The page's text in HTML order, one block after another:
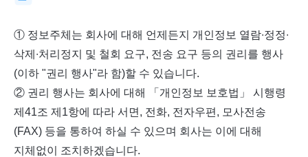
① 정보주체는 회사에 대해 언제든지 개인정보 열람∙정정∙
삭제∙처리정지 및 철회 요구, 전송 요구 등의 권리를 행사
(이하 "권리 행사"라 함)할 수 있습니다.
② 권리 행사는 회사에 대해 「개인정보 보호법」 시행령
제41조 제1항에 따라 서면, 전화, 전자우편, 모사전송
(FAX) 등을 통하여 하실 수 있으며 회사는 이에 대해
지체없이 조치하겠습니다.